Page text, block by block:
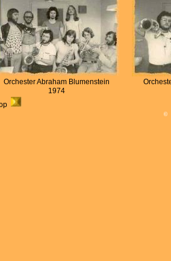
Orchester Abraham Blumenstein
1974
©